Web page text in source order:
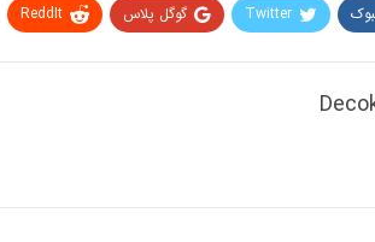
Twitter گوگل پلاس ReddIt